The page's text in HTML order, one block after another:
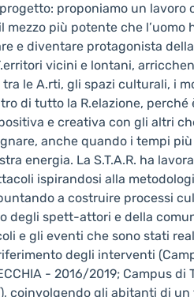
proponiamo un lavoro
mezzo più potente che l’uomo
e diventare protagonista
vicini e lontani,
le A.rti, gli spazi culturali, i
di tutto la R.elazione, perché
e creativa con gli altri
anche quando i tempi
energia. La S.T.A.R. ha
ispirandosi alla
a costruire processi
degli spett-attori e della
e gli eventi che sono stati
degli interventi
- 2016/2019; Campus di
coinvolgendo gli abitanti di